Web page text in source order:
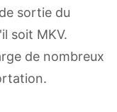
sortie du
soit MKV.
de nombreux